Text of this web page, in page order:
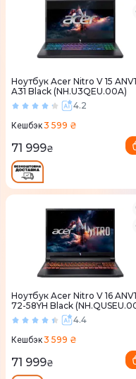
Ноутбук Acer Nitro V 15
A31 Black (NH.U3QEU.00A)
4.2
Кешбэк3 599 ₴
71 999₴
Ноутбук Acer Nitro V 16
72-58YH Black
4.4
Кешбэк3 599 ₴
71 999₴